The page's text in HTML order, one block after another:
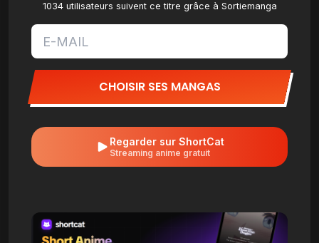
1034 utilisateurs suivent ce titre grâce à Sortiemanga
CHOISIR SES MANGAS
Regarder sur ShortCat
Streaming anime gratuit